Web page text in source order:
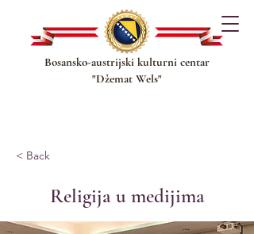
Bosansko-austrijski kulturni centar
"Džemat Wels"
< Back
Religija u medijima